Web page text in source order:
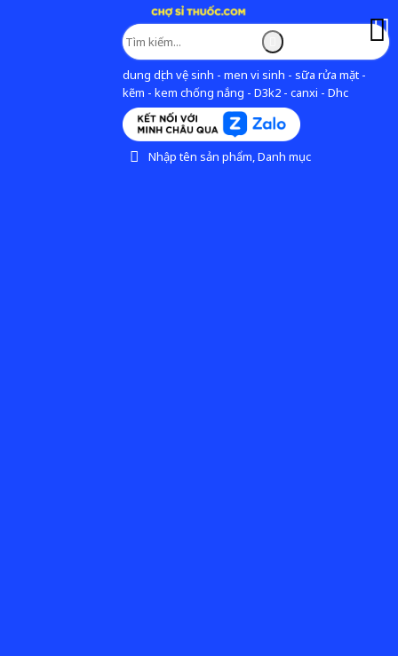
dung dịch vệ sinh - men vi sinh - sữa rửa mặt -
kẽm - kem chống nắng - D3k2 - canxi - Dhc
Nhập tên sản phẩm, Danh mục